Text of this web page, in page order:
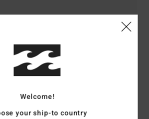
4
Welcome!
your ship-to country